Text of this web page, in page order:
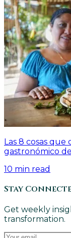
Las 8 cosas
gastronómico
10 min read
Stay
Get weekly
transformation.